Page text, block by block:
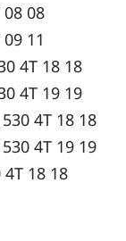
08 08
11
4T 18 18
4T 19 19
4T 18 18
4T 19 19
4T 18 18